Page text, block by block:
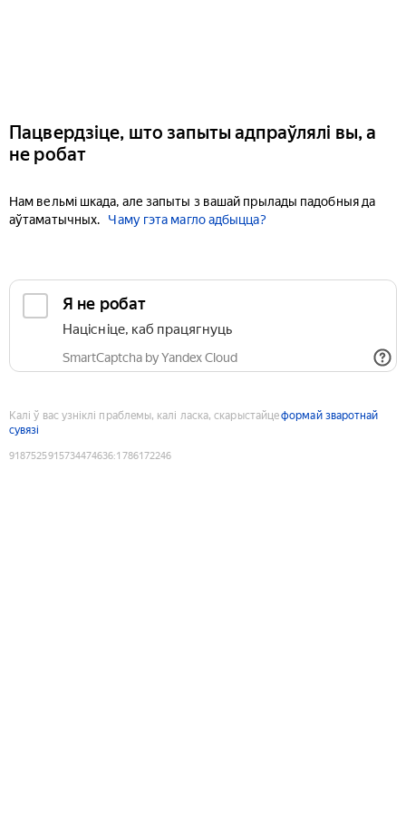
Пацвердзіце, што запыты адпраўлялі вы, а
не робат
Нам вельмі шкада, але запыты з вашай прылады падобныя да
аўтаматычных.
Чаму гэта магло адбыцца?
Я не робат
Націсніце, каб працягнуць
SmartCaptcha by Yandex Cloud
Калі ў вас узніклі праблемы, калі ласка, скарыстайцеформай зваротнай
сувязі
9187525915734474636:1786172246